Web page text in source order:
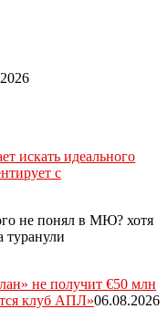
искать идеального
с
не понял в МЮ? хотя
туранули
не получит €50 млн
клуб АПЛ»06.08.2026